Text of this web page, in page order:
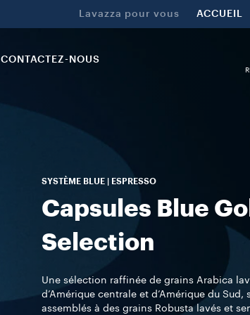
Lavazza pour vous ACCUEIL
CONTACTEZ-NOUS
SYSTÈME BLUE | ESPRESSO
Capsules Blue
Selection
Une sélection raffinée de grains Arabica
d’Amérique centrale et d’Amérique du Sud,
assemblés à des grains Robusta lavés et